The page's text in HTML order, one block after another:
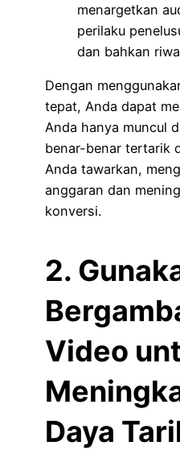
menargetkan
perilaku
dan bahkan
Dengan
tepat, Anda dapat
Anda hanya muncul
benar-benar tertarik
Anda tawarkan,
anggaran dan
konversi.
2.
Video
Daya